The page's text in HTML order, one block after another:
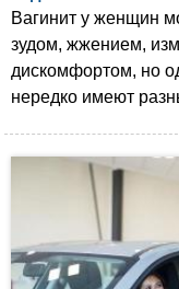
Вагинит у женщин
зудом, жжением,
дискомфортом, но
нередко имеют